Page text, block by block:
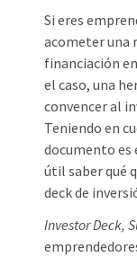
Si eres
acometer una
financiación
el caso, una
convencer al
Teniendo en
documento es
útil saber qué
deck de
Investor Deck,